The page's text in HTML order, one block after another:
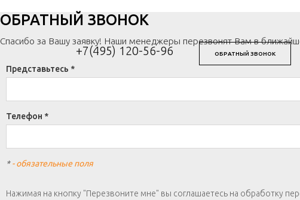
+7(495) 120-56-96 ОБРАТНЫЙ ЗВОНОК
ОБРАТНЫЙ ЗВОНОК
Спасибо за Вашу заявку! Наши менеджеры перезвонят Вам в
Представьтесь *
Телефон *
*- обязательные поля
Нажимая на кнопку "Перезвоните мне" вы соглашаетесь на обработку